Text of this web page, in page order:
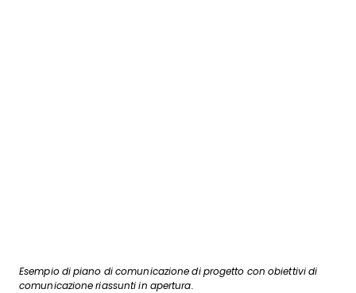
Esempio di piano di comunicazione di progetto con obiettivi di
comunicazione riassunti in apertura.